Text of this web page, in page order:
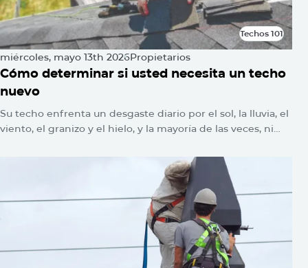
Techos 101
Techos 101
miércoles, mayo 13th 2026Propietarios
Cómo determinar si usted necesita un techo
nuevo
Su techo enfrenta un desgaste diario por el sol, la lluvia, el
viento, el granizo y el hielo, y la mayoría de las veces, ni
parpadean luces de advertencia. El daño simplemente se
acumula silenciosamente hasta que un día aparece una
mancha de agua en el techo o la línea del techo se hunde.